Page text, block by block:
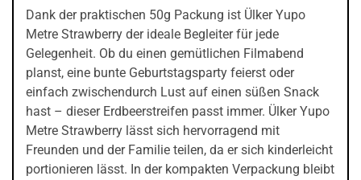
Dank der praktischen 50g Packung ist Ülker Yupo
Metre Strawberry der ideale Begleiter für jede
Gelegenheit. Ob du einen gemütlichen Filmabend
planst, eine bunte Geburtstagsparty feierst oder
einfach zwischendurch Lust auf einen süßen Snack
hast – dieser Erdbeerstreifen passt immer. Ülker Yupo
Metre Strawberry lässt sich hervorragend mit
Freunden und der Familie teilen, da er sich kinderleicht
portionieren lässt. In der kompakten Verpackung bleibt